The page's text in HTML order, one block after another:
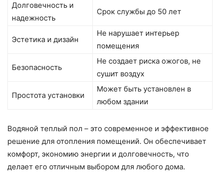
Долговечность и
надежность
Срок службы до 50 лет
Эстетика и дизайн
Не нарушает интерьер
помещения
Безопасность
Не создает риска ожогов, не
сушит воздух
Простота установки
Может быть установлен в
любом здании
Водяной теплый пол – это современное и эффективное
решение для отопления помещений. Он обеспечивает
комфорт, экономию энергии и долговечность, что
делает его отличным выбором для любого дома.